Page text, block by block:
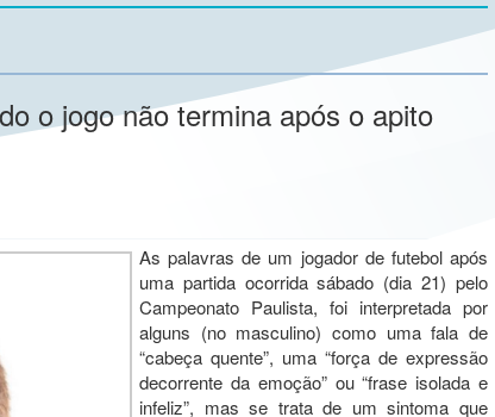
o jogo não termina após o apito
As palavras de um jogador de futebol após
uma partida ocorrida sábado (dia 21) pelo
Campeonato Paulista, foi interpretada por
alguns (no masculino) como uma fala de
“cabeça quente”, uma “força de expressão
decorrente da emoção” ou “frase isolada e
infeliz”, mas se trata de um sintoma que